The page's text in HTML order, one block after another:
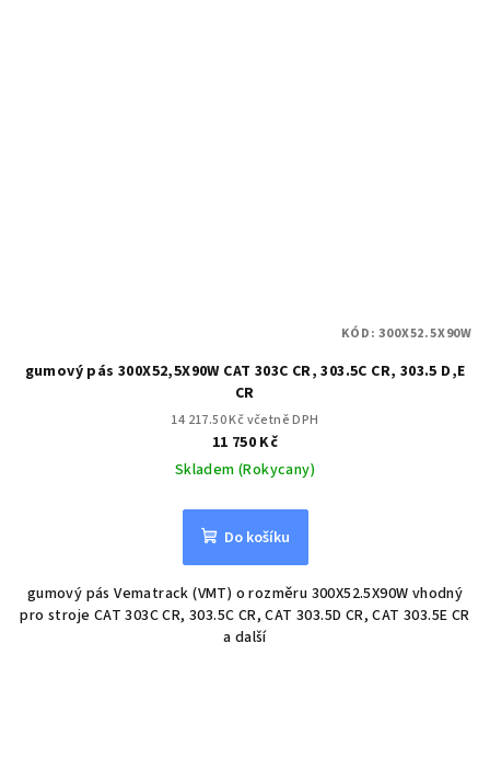
gumový pás 300X52,5X90W CAT 303C CR, 303.5C CR, 303.5 D,E
CR
14 217.50 Kč včetně DPH
11 750 Kč
Skladem (Rokycany)
Do košíku
gumový pás Vematrack (VMT) o rozměru 300X52.5X90W vhodný
pro stroje CAT 303C CR, 303.5C CR, CAT 303.5D CR, CAT 303.5E CR
a další
KÓD:300X52.5X90W